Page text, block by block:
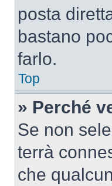
posta
bastano
farlo.
Top
» Perché
Se non
terrà
che